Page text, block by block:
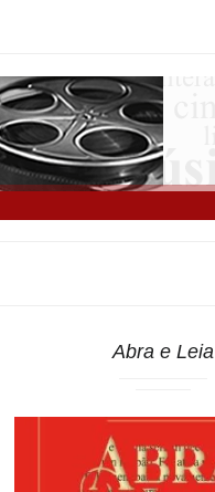
Abra e Leia